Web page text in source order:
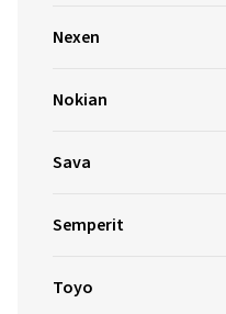
Nexen
Nokian
Sava
Semperit
Toyo